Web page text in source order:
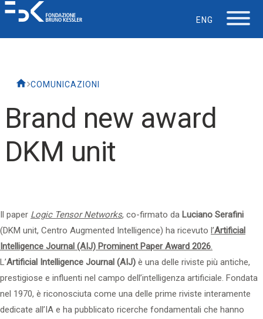
ENG
Supporto
COMUNICAZIONI
Brand new award
DKM unit
Il paper Logic Tensor Networks, co-firmato da Luciano Serafini
(DKM unit, Centro Augmented Intelligence) ha ricevuto l’Artificial
Intelligence Journal (AIJ) Prominent Paper Award 2026.
L’Artificial Intelligence Journal (AIJ) è una delle riviste più antiche,
prestigiose e influenti nel campo dell’intelligenza artificiale. Fondata
nel 1970, è riconosciuta come una delle prime riviste interamente
dedicate all’IA e ha pubblicato ricerche fondamentali che hanno